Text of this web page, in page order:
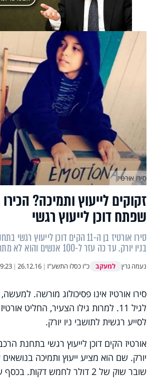
שפתח דוכן לייעוץ רגשי
סירו אורטיז בן ה-11 הקים דוכן
בניו יורק. עד כה עזר ל-100 אנשים והוא לא מתכוון לעצור
נעמה גרין למעקב כ"ו כסלו התשע"ז |
26.12.16
|
סירו אורטיז
סירו אורטיז אינו פסיכולוג מורשה.
לגיל 11. למרות גילו הצעיר, החליט
לסייע רגשית לתושבי ניו יורק.
אורטיז הקים דוכן לייעוץ רגשי בתחנת
יורק. שם הוא מציע ייעוץ ותמיכה
שובר שוק של 2 דולר לחמש דקות.